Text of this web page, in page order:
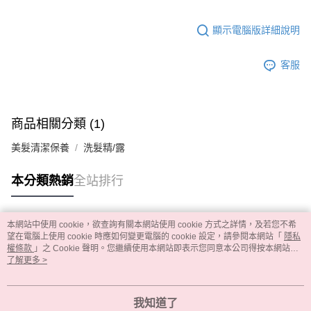
顯示電腦版詳細說明
客服
商品相關分類 (1)
美髮清潔保養 洗髮精/露
本分類熱銷全站排行
熱門標籤
本網站中使用 cookie，欲查詢有關本網站使用 cookie 方式之詳情，及若您不希
望在電腦上使用 cookie 時應如何變更電腦的 cookie 設定，請參閱本網站「 隱私
權條款 」之 Cookie 聲明。您繼續使用本網站即表示您同意本公司得按本網站使
用條款之 Cookie 聲明使用 cookie。
了解更多 >
我知道了